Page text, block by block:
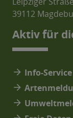
39112
Aktiv für
arrow_forward Info-Service
arrow_forward
arrow_forward